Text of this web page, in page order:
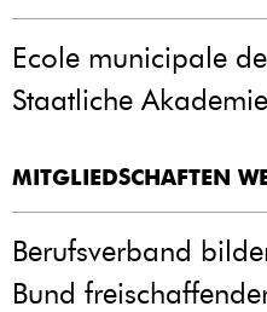
Ecole municipale
Staatliche
MITGLIEDSCHAFTEN
Berufsverband
Bund